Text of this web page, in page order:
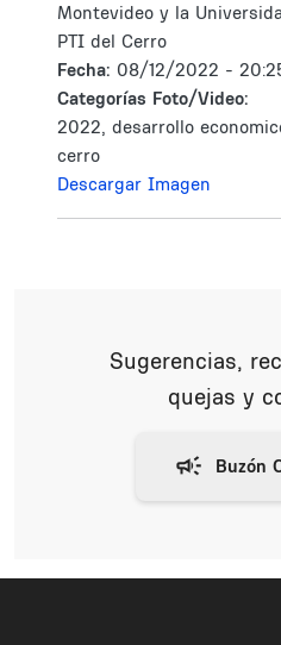
Montevideo y la
PTI del Cerro
Fecha: 08/12/2022 -
Categorías Foto/Video:
2022, desarrollo
cerro
Descargar Imagen
Sugerencias,
quejas y